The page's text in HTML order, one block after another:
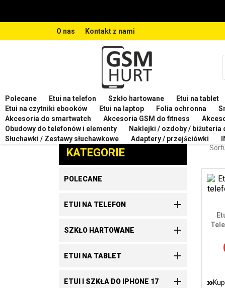
O nas Kontakt z nami
Polecane Etui na telefon Szkło hartowane Etui na tablet
Etui na czytniki ebooków
Etui na laptop Folia ochronna
Akcesoria do smartwatch
Akcesoria GSM do fitness
Obudowy do telefonów i elementy
Naklejki / ozdoby / biżuteria
Słuchawki / Zestawy słuchawkowe
Adaptery / przejściówki
Strona główna Etui na telefon Etui na telefon
Zaproponuj produkt
KATEGORIE
POLECANE
ETUI NA TELEFON 
SZKŁO HARTOWANE 
ETUI NA TABLET 
ETUI I SZKŁA DO IPHONE 17 